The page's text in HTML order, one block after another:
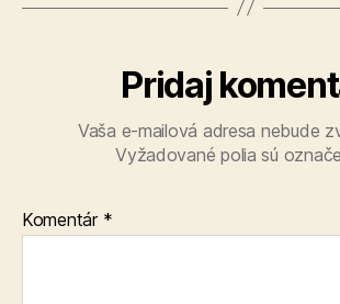
Pridaj
Vaša e-mailová adresa nebude
Vyžadované polia sú
Komentár *